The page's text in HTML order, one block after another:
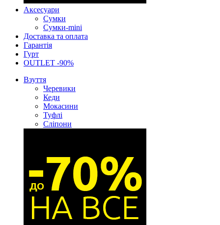
Аксесуари
Сумки
Сумки-mini
Доставка та оплата
Гарантія
Гурт
OUTLET -90%
Взуття
Черевики
Кеди
Мокасини
Туфлі
Сліпони